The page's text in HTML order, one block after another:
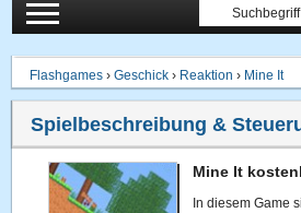
Flashgames ›Geschick › Reaktion › Mine It
Spielbeschreibung &
Mine It
In diesem Game